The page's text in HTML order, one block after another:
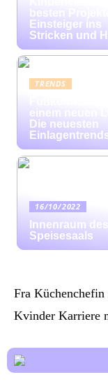
besten
Einsteiger ins
Stricken und
TRENDS
einem neuen
Die neuesten
16/10/2022
Innenraum des
Speisesaals
Fra Küchenchefin
Kvinder Karriere